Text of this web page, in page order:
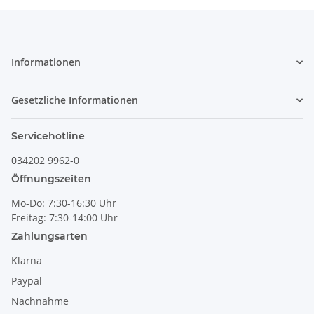
Informationen
Gesetzliche Informationen
Servicehotline
034202 9962-0
Öffnungszeiten
Mo-Do: 7:30-16:30 Uhr
Freitag: 7:30-14:00 Uhr
Zahlungsarten
Klarna
Paypal
Nachnahme